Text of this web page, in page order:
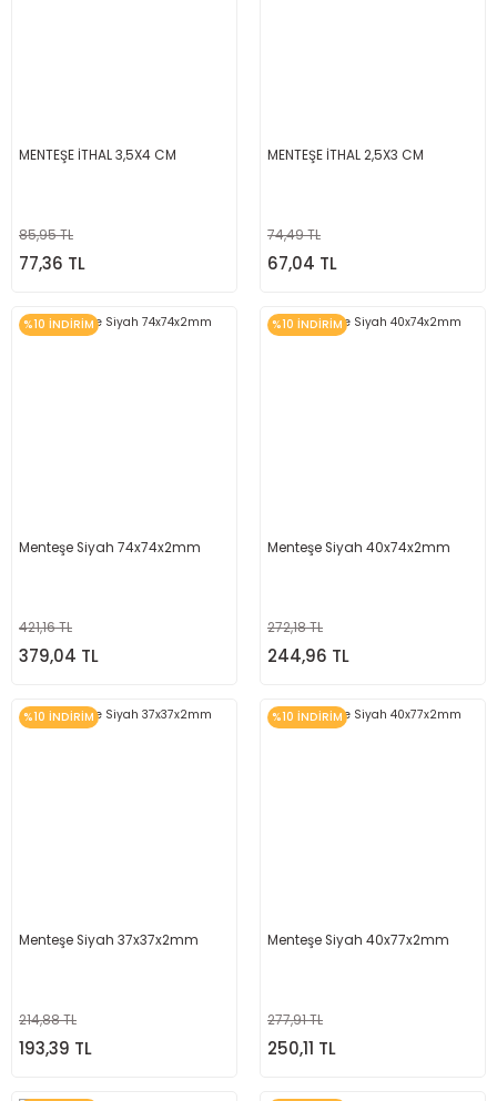
MENTEŞE İTHAL 3,5X4 CM
85,95 TL
77,36 TL
MENTEŞE İTHAL 2,5X3 CM
74,49 TL
67,04 TL
%10 İNDİRİM
Menteşe Siyah 74x74x2mm
421,16 TL
379,04 TL
%10 İNDİRİM
Menteşe Siyah 40x74x2mm
272,18 TL
244,96 TL
%10 İNDİRİM
Menteşe Siyah 37x37x2mm
214,88 TL
193,39 TL
%10 İNDİRİM
Menteşe Siyah 40x77x2mm
277,91 TL
250,11 TL